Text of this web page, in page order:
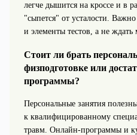
легче дышится на кроссе и в
"сыпется" от усталости.
и элементы тестов, а не
Стоит ли брать
физподготовке или
программы?
Персональные занятия
к квалифицированному
травм. Онлайн-программы и